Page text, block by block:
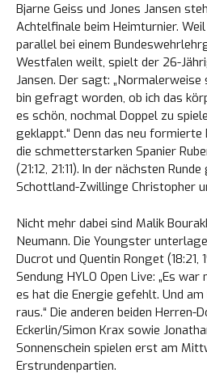
Bjarne Geiss und Jones Jansen
Achtelfinale beim Heimturnier.
parallel bei einem
Westfalen weilt, spielt der 26-
Jansen. Der sagt: „Normalerweise
bin gefragt worden, ob ich das
es schön, nochmal Doppel zu
geklappt.“ Denn das neu
die schmetterstarken Spanier
(21:12, 21:11). In der nächsten
Schottland-Zwillinge Christopher
Nicht mehr dabei sind Malik
Neumann. Die Youngster
Ducrot und Quentin Ronget (18:21,
Sendung HYLO Open Live: „Es
es hat die Energie gefehlt. Und
raus.“ Die anderen beiden Herren-
Eckerlin/Simon Krax sowie
Sonnenschein spielen erst am
Erstrundenpartien.